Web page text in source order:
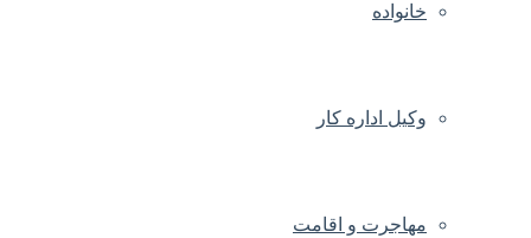
خانواده
وکیل اداره کار
مهاجرت و اقامت